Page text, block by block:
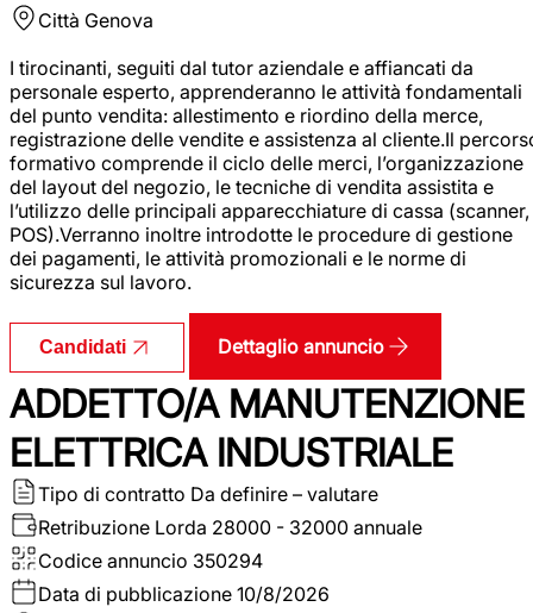
Città Genova
I tirocinanti, seguiti dal tutor aziendale e affiancati da
personale esperto, apprenderanno le attività fondamentali
del punto vendita: allestimento e riordino della merce,
registrazione delle vendite e assistenza al cliente.Il
formativo comprende il ciclo delle merci, l’organizzazione
del layout del negozio, le tecniche di vendita assistita e
l’utilizzo delle principali apparecchiature di cassa (scanner,
POS).Verranno inoltre introdotte le procedure di gestione
dei pagamenti, le attività promozionali e le norme di
sicurezza sul lavoro.
Candidati Dettaglio annuncio
ADDETTO/A MANUTENZIONE
ELETTRICA INDUSTRIALE
Tipo di contratto Da definire – valutare
Retribuzione Lorda 28000 - 32000 annuale
Codice annuncio 350294
Data di pubblicazione 10/8/2026